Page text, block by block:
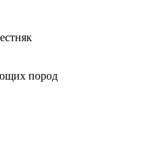
пород